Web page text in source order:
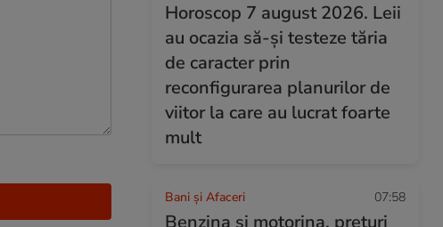
Horoscop 7 august 2026. Leii
au ocazia să-și testeze tăria
de caracter prin
reconfigurarea planurilor de
viitor la care au lucrat foarte
mult
Bani și Afaceri 07:58
Benzina și motorina, prețuri